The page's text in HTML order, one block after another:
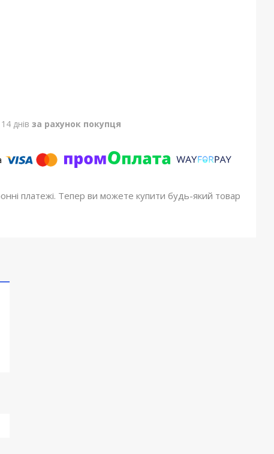
днів за рахунок покупця
платежі. Тепер ви можете купити будь-який товар